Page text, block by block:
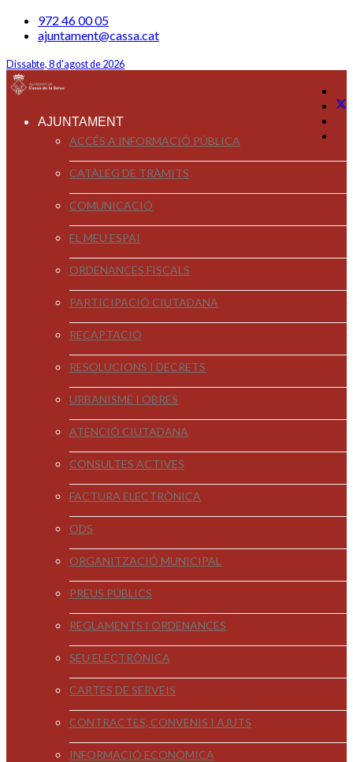
972 46 00 05
ajuntament@cassa.cat
Dissabte, 8 d'agost de 2026
AJUNTAMENT
ACCÉS A INFORMACIÓ PÚBLICA
CATÀLEG DE TRÀMITS
COMUNICACIÓ
EL MEU ESPAI
ORDENANCES FISCALS
PARTICIPACIÓ CIUTADANA
RECAPTACIÓ
RESOLUCIONS I DECRETS
URBANISME I OBRES
ATENCIÓ CIUTADANA
CONSULTES ACTIVES
FACTURA ELECTRÒNICA
ODS
ORGANITZACIÓ MUNICIPAL
PREUS PÚBLICS
REGLAMENTS I ORDENANCES
SEU ELECTRÒNICA
CARTES DE SERVEIS
CONTRACTES, CONVENIS I AJUTS
INFORMACIÓ ECONÒMICA